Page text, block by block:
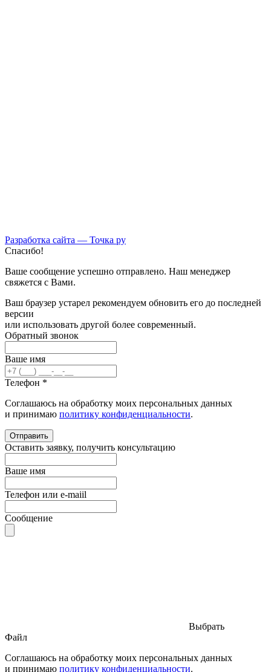
Разработка сайта — Точка ру
Спасибо!
Ваше сообщение успешно отправлено. Наш менеджер
свяжется с Вами.
Ваш браузер устарел рекомендуем обновить его до последней
версии
или использовать другой более современный.
Обратный звонок
Ваше имя
Телефон *
Соглашаюсь на обработку моих персональных данных
и принимаю политику конфиденциальности.
Отправить
Оставить заявку, получить консультацию
Ваше имя
Телефон или e-maiil
Сообщение
Выбрать
Файл
Соглашаюсь на обработку моих персональных данных
и принимаю политику конфиденциальности.